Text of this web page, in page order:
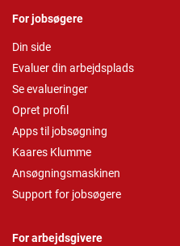
For jobsøgere
Din side
Evaluer din arbejdsplads
Se evalueringer
Opret profil
Apps til jobsøgning
Kaares Klumme
Ansøgningsmaskinen
Support for jobsøgere
For arbejdsgivere